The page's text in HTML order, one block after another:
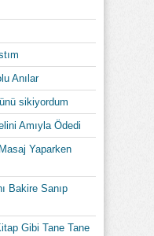
Anılar
sikiyordum
Amıyla Ödedi
Yaparken
Bakire Sanıp
Gibi Tane Tane